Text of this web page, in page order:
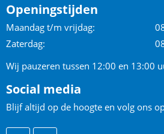
Openingstijden
Maandag t/m vrijdag:
Zaterdag:
Wij pauzeren tussen 12:00 en 13:00
Social media
Blijf altijd op de hoogte en volg ons